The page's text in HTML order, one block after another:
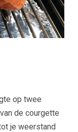
op twee
de courgette
je weerstand